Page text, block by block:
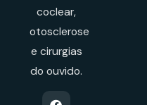
coclear,
otosclerose
e cirurgias
do ouvido.